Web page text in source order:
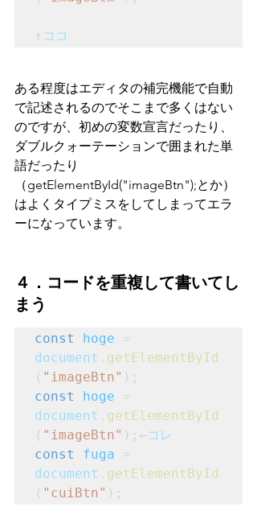
↑ ココ
ある程度はエディタの補完機能で自動
で記述されるのでそこまで多くはない
のですが、初めの変数宣言だったり、
ダブルクォーテーションで囲まれた単
語だったり
（getElementById("imageBtn");とか）
はよくタイプミスをしてしまってエラ
ーになっています。
４．コードを重複して書いてし
まう
const hoge
document . getElementById
( "imageBtn" );
const
hoge
document . getElementById
( "imageBtn" );←コレ
const
fuga
document . getElementById
( "cuiBtn" );